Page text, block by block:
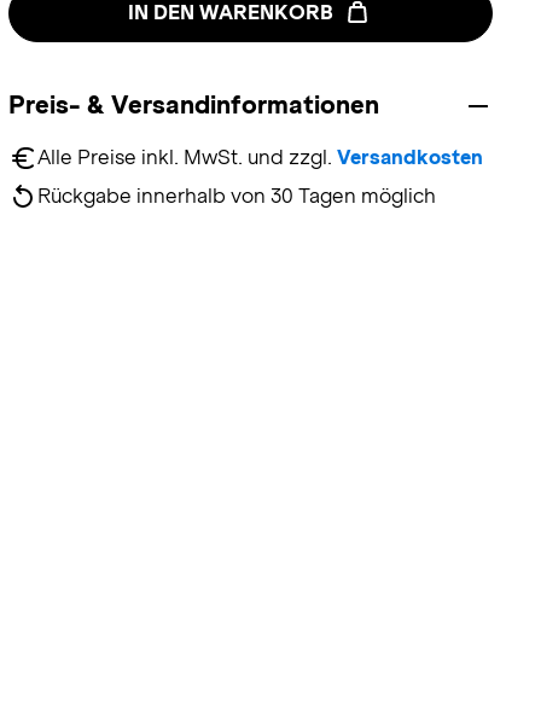
IN DEN WARENKORB
Preis- & Versandinformationen
Alle Preise inkl. MwSt. und zzgl. Versandkosten
Rückgabe innerhalb von 30 Tagen möglich